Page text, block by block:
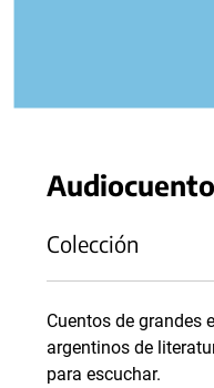
Colección
Cuentos de grandes
argentinos de
para escuchar.